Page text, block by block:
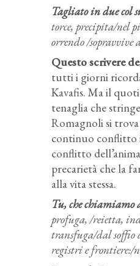
Tagliato in due col
torce, precipita/nel
orrendo /sopravvive
Questo scrivere
tutti i giorni
Kavafis. Ma il
tenaglia che
Romagnoli si
continuo conflitto
conflitto
precarietà che la
alla vita stessa.
Tu, che
profuga, /reietta,
transfuga/dal soffio
registri e frontiere:/